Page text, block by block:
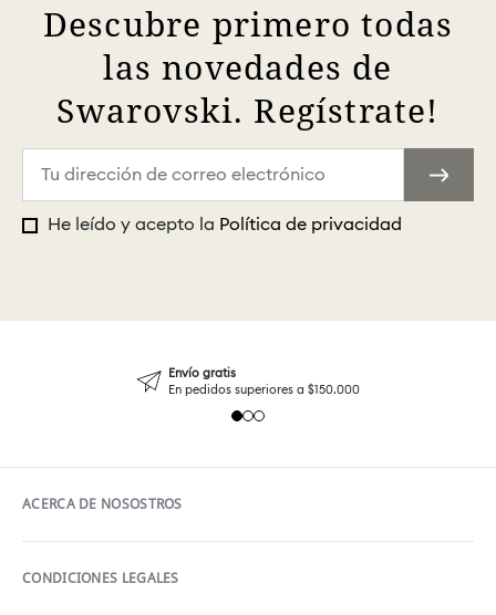
Descubre primero todas
las novedades de
Swarovski. Regístrate!
He leído y acepto la Política de privacidad
Envío gratis
En pedidos superiores a $150.000
ACERCA DE NOSOSTROS
CONDICIONES LEGALES